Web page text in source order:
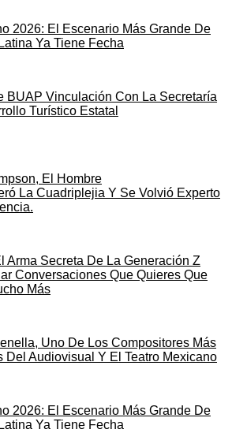
2026: El Escenario Más Grande De
Ya Tiene Fecha
BUAP Vinculación Con La Secretaría
Turístico Estatal
El Hombre
La Cuadriplejia Y Se Volvió Experto
Arma Secreta De La Generación Z
Conversaciones Que Quieres Que
Más
Uno De Los Compositores Más
Del Audiovisual Y El Teatro Mexicano
2026: El Escenario Más Grande De
Ya Tiene Fecha